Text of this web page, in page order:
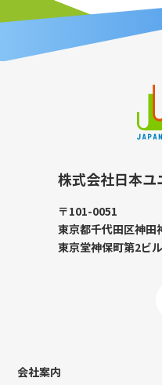
株式会社日本ユ
〒101-0051
東京都千代田区神田
東京堂神保町第2ビ
会社案内